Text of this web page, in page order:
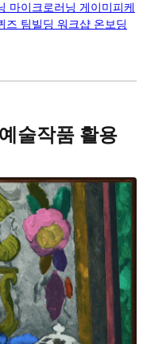
마이크로러닝 게이미피케
즈 팀빌딩 워크샵 온보딩
술작품 활용